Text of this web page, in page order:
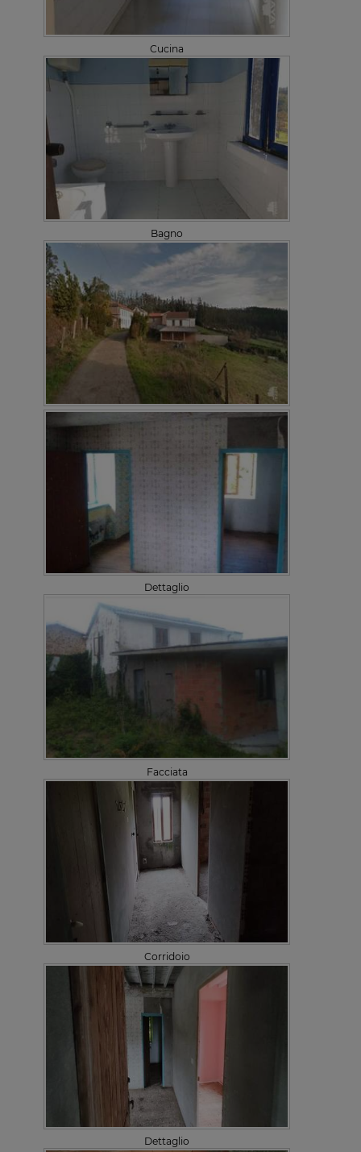
Cucina
Bagno
Dettaglio
Facciata
Corridoio
Dettaglio